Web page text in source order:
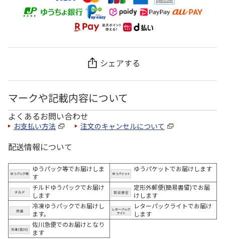
シェアする
マークや記載内容について
よくあるお問い合わせ
お支払い方法 注文のキャンセルについて
配送情報について
ゆうパック等でお届けしま
す
ゆうパケットでお届けします
チルドゆうパックでお届け
します
定形外郵便(簡易書留)でお届
けします
冷凍ゆうパックでお届けし
ます。
レターパックライトでお届け
します
佐川急便でのお届けとなり
ます